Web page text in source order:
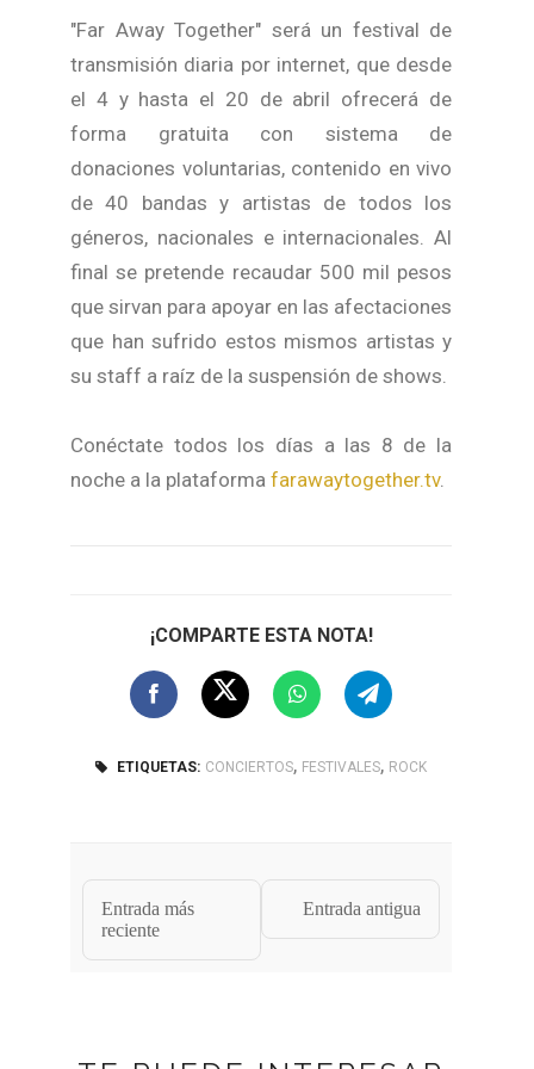
"Far Away Together" será un festival de
transmisión diaria por internet, que desde
el 4 y hasta el 20 de abril ofrecerá de
forma gratuita con sistema de
donaciones voluntarias, contenido en vivo
de 40 bandas y artistas de todos los
géneros, nacionales e internacionales. Al
final se pretende recaudar 500 mil pesos
que sirvan para apoyar en las afectaciones
que han sufrido estos mismos artistas y
su staff a raíz de la suspensión de shows.
Conéctate todos los días a las 8 de la
noche a la plataforma farawaytogether.tv.
¡COMPARTE ESTA NOTA!
ETIQUETAS: CONCIERTOS, FESTIVALES, ROCK
Entrada más
reciente
Entrada antigua